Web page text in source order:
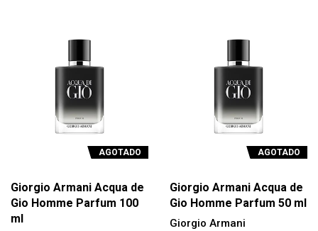
AGOTADO
Giorgio Armani Acqua de
Gio Homme Parfum 100
ml
AGOTADO
Giorgio Armani Acqua de
Gio Homme Parfum 50 ml
Giorgio Armani